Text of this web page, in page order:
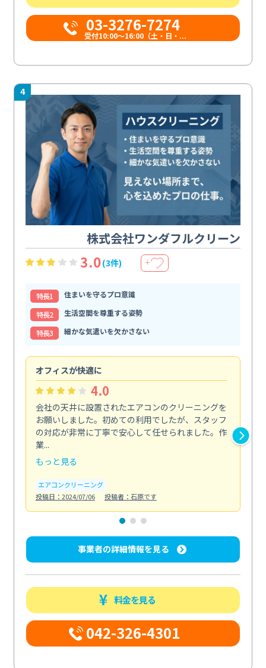
03-3276-7274
受付10:00〜16:00（土・日・...
4
株式会社ワンダフルクリーン
3.0(3件) ＋
特⻑1
住まいを守るプロ意識
特⻑2
生活空間を尊重する姿勢
特⻑3
細かな気遣いを欠かさない
オフィスが快適に
4.0
会社の天井に設置されたエアコンのクリーニングを
お願いしました。初めての利用でしたが、スタッフ
の対応が非常に丁寧で安心して任せられました。作
業...
もっと見る
エアコンクリーニング
投稿日：2024/07/06
投稿者：石原です
事業者の詳細情報を見る
料金を見る
042-326-4301